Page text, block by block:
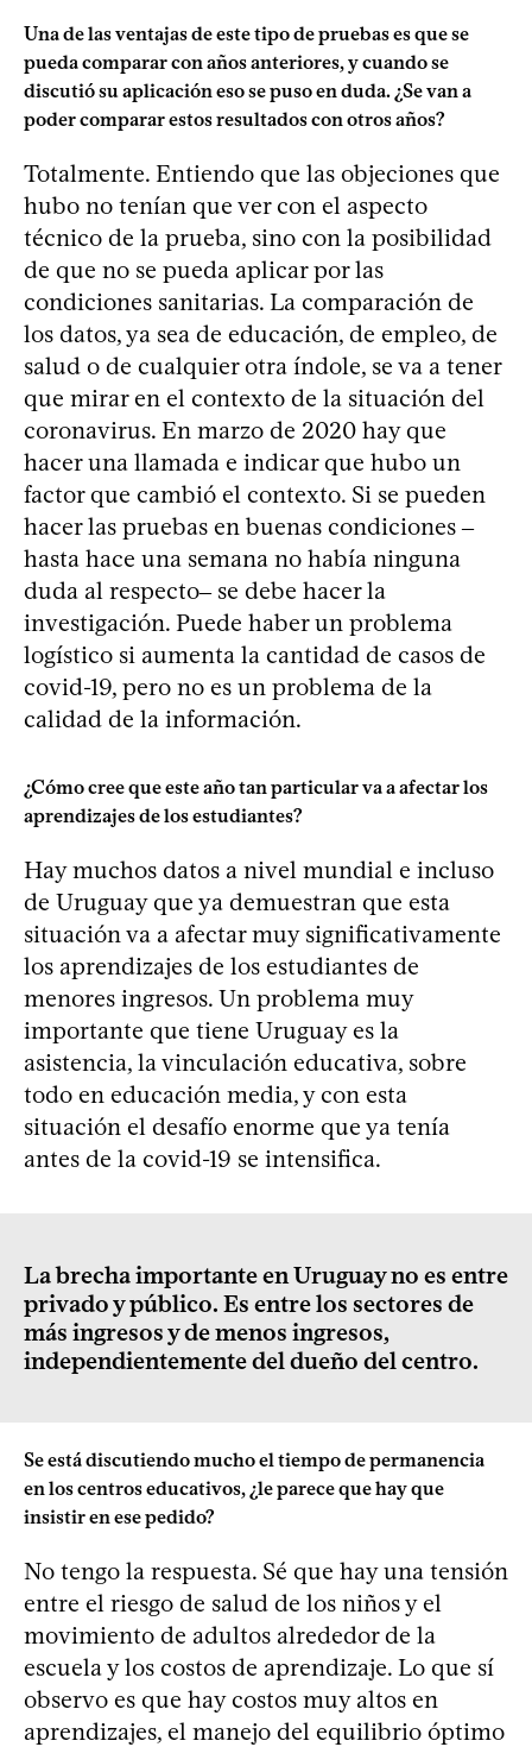
Una de las ventajas de este tipo de pruebas es que se
pueda comparar con años anteriores, y cuando se
discutió su aplicación eso se puso en duda. ¿Se van a
poder comparar estos resultados con otros años?
Totalmente. Entiendo que las objeciones que
hubo no tenían que ver con el aspecto
técnico de la prueba, sino con la posibilidad
de que no se pueda aplicar por las
condiciones sanitarias. La comparación de
los datos, ya sea de educación, de empleo, de
salud o de cualquier otra índole, se va a tener
que mirar en el contexto de la situación del
coronavirus. En marzo de 2020 hay que
hacer una llamada e indicar que hubo un
factor que cambió el contexto. Si se pueden
hacer las pruebas en buenas condiciones ‒
hasta hace una semana no había ninguna
duda al respecto‒ se debe hacer la
investigación. Puede haber un problema
logístico si aumenta la cantidad de casos de
covid-19, pero no es un problema de la
calidad de la información.
¿Cómo cree que este año tan particular va a afectar los
aprendizajes de los estudiantes?
Hay muchos datos a nivel mundial e incluso
de Uruguay que ya demuestran que esta
situación va a afectar muy significativamente
los aprendizajes de los estudiantes de
menores ingresos. Un problema muy
importante que tiene Uruguay es la
asistencia, la vinculación educativa, sobre
todo en educación media, y con esta
situación el desafío enorme que ya tenía
antes de la covid-19 se intensifica.
La brecha importante en Uruguay no es entre
privado y público. Es entre los sectores de
más ingresos y de menos ingresos,
independientemente del dueño del centro.
Se está discutiendo mucho el tiempo de permanencia
en los centros educativos, ¿le parece que hay que
insistir en ese pedido?
No tengo la respuesta. Sé que hay una tensión
entre el riesgo de salud de los niños y el
movimiento de adultos alrededor de la
escuela y los costos de aprendizaje. Lo que sí
observo es que hay costos muy altos en
aprendizajes, el manejo del equilibrio óptimo